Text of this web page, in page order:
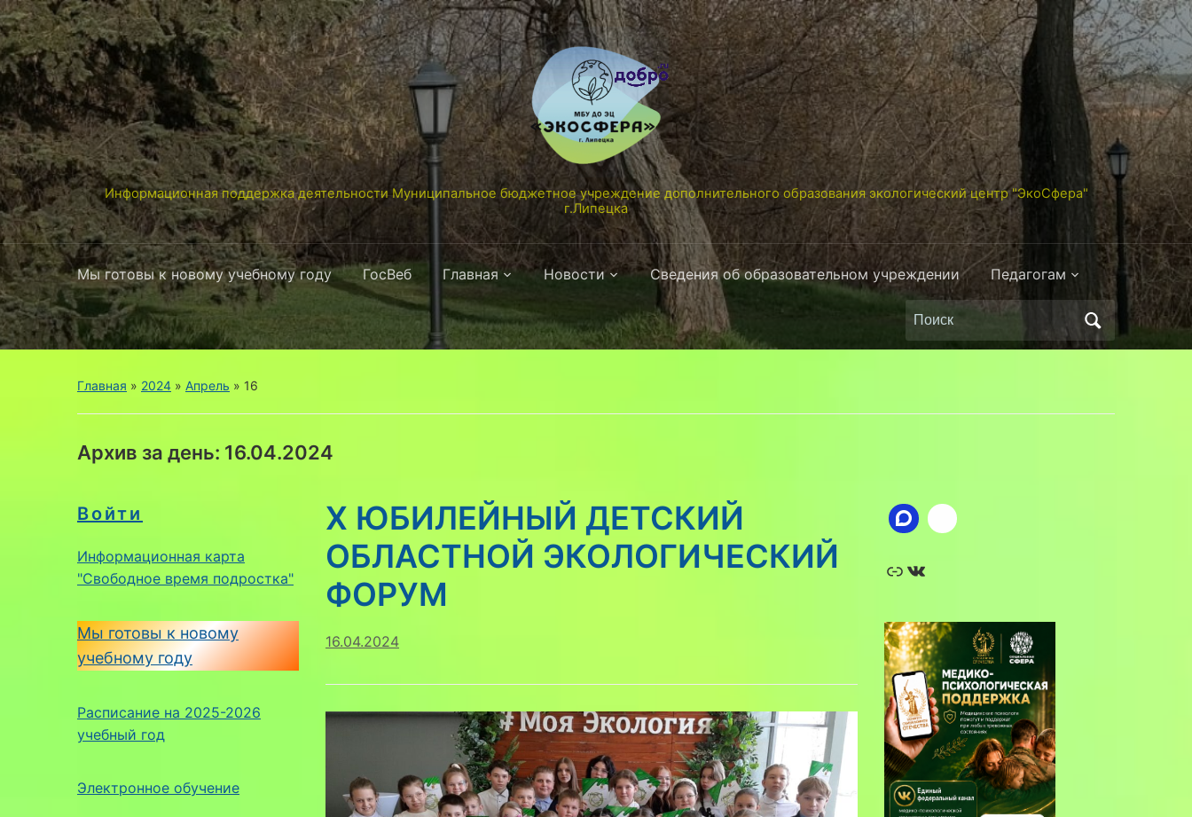
Информационная поддержка деятельности Муниципальное бюджетное учреждение дополнительного образования экологический центр "ЭкоСфера"
г.Липецка
Мы готовы к новому учебному году ГосВеб Главная Новости Сведения об образовательном учреждении Педагогам
Поиск
по:
Главная » 2024 » Апрель » 16
Архив за день: 16.04.2024
Войти
Информационная карта
"Свободное время подростка"
Мы готовы к новому
учебному году
Расписание на 2025-2026
учебный год
Электронное обучение
X ЮБИЛЕЙНЫЙ ДЕТСКИЙ
ОБЛАСТНОЙ ЭКОЛОГИЧЕСКИЙ
ФОРУМ
16.04.2024
Ссылка